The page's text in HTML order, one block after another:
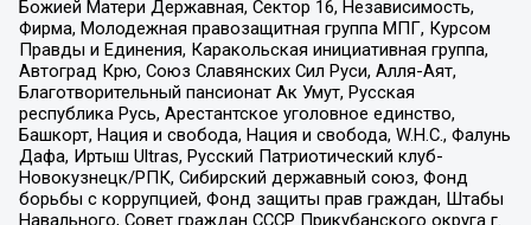
Божией Матери Державная, Сектор 16, Независимость,
Фирма, Молодежная правозащитная группа МПГ, Курсом
Правды и Единения, Каракольская инициативная группа,
Автоград Крю, Союз Славянских Сил Руси, Алля-Аят,
Благотворительный пансионат Ак Умут, Русская
республика Русь, Арестантское уголовное единство,
Башкорт, Нация и свобода, Нация и свобода, W.H.С., Фалунь
Дафа, Иртыш Ultras, Русский Патриотический клуб-
Новокузнецк/РПК, Сибирский державный союз, Фонд
борьбы с коррупцией, Фонд защиты прав граждан, Штабы
Навального, Совет граждан СССР Прикубанского округа г.